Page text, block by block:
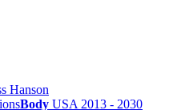
Hanson
Body USA 2013 - 2030